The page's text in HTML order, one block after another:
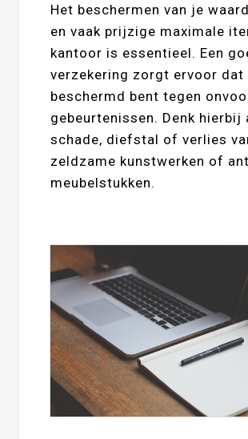
Het beschermen van je
en vaak prijzige maximale
kantoor is essentieel. Een
verzekering zorgt ervoor dat
beschermd bent tegen
gebeurtenissen. Denk hierbij
schade, diefstal of verlies
zeldzame kunstwerken of
meubelstukken.